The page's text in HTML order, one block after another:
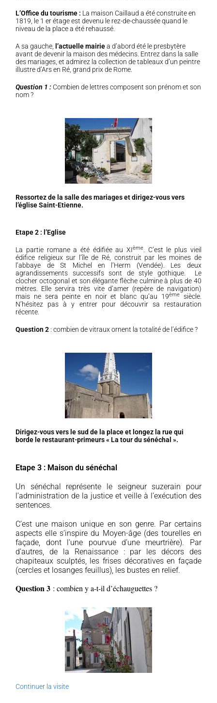
L’Office du tourisme : La maison Caillaud a été construite en
1819, le 1 er étage est devenu le rez-de-chaussée quand le
niveau de la place a été rehaussé.
A sa gauche, l’actuelle mairiea d’abord été le presbytère
avant de devenir la maison des médecins. Entrez dans la salle
des mariages, et admirez la collection de tableaux d’un peintre
illustre d’Ars en Ré, grand prix de Rome.
Question 1 : Combien de lettres composent son prénom et son
nom ?
Ressortez de la salle des mariages et dirigez-vous vers
l’église Saint-Etienne.
Etape 2 : l’Eglise
La partie romane a été édifiée au XIème. C’est le plus vieil
édifice religieux sur l’île de Ré, construit par les moines de
l’abbaye de St Michel en l’Herm (Vendée). Les deux
agrandissements successifs sont de style gothique. Le
clocher octogonal et son élégante flèche culmine à plus de 40
mètres. Elle servira très vite d’amer (repère de navigation)
mais ne sera peinte en noir et blanc qu’au 19èmesiècle.
N’hésitez pas à y entrer pour découvrir sa restauration
récente.
Question 2 : combien de vitraux ornent la totalité de l’édifice ?
Dirigez-vous vers le sud de la place et longez la rue qui
borde le restaurant-primeurs « La tour du sénéchal ».
Etape 3 : Maison du sénéchal
Un sénéchal représente le seigneur suzerain pour
l’administration de la justice et veille à l’exécution des
sentences.
C’est une maison unique en son genre. Par certains
aspects elle s’inspire du Moyen-âge (des tourelles en
façade, dont l’une pourvue d’une meurtrière). Par
d’autres, de la Renaissance : par les décors des
chapiteaux sculptés, les frises décoratives en façade
(cercles et losanges feuillus), les bustes en relief.
Question 3 : combien y a-t-il d’échauguettes ?
Continuer la visite